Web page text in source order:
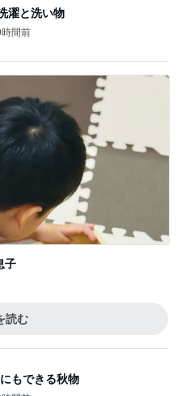
濯と洗い物
間前
子
読む
もできる秋物